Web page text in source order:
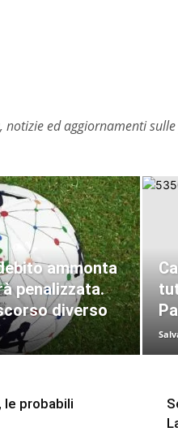
ed aggiornamenti
ammonta
penalizzata.
diverso
le probabili